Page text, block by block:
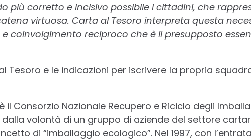
più corretto e incisivo possibile i cittadini, che
virtuosa. Carta al Tesoro interpreta questa
coinvolgimento reciproco che è il presupposto
Tesoro e le indicazioni per iscrivere la propria
il Consorzio Nazionale Recupero e Riciclo degli
dalla volontà di un gruppo di aziende del settore
di “imballaggio ecologico”. Nel 1997, con